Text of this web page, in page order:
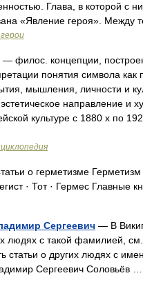
Глава, в которой с
«Явление героя». Между
— филос. концепции,
понятия символа как
мышления, личности и
направление и
культуре с 1880 х по
о герметизме
· Тот · Гермес Главные
Сергеевич — В
людях с такой фамилией,
статьи о других людях с
Сергеевич Соловьёв …